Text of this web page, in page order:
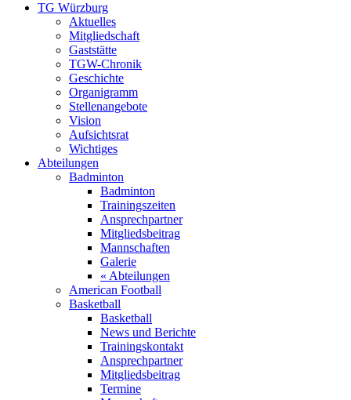
TG Würzburg
Aktuelles
Mitgliedschaft
Gaststätte
TGW-Chronik
Geschichte
Organigramm
Stellenangebote
Vision
Aufsichtsrat
Wichtiges
Abteilungen
Badminton
Badminton
Trainingszeiten
Ansprechpartner
Mitgliedsbeitrag
Mannschaften
Galerie
« Abteilungen
American Football
Basketball
Basketball
News und Berichte
Trainingskontakt
Ansprechpartner
Mitgliedsbeitrag
Termine